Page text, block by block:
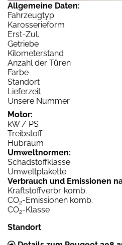
Allgemeine Daten:
Fahrzeugtyp
Karosserieform
Erst-Zul.
Getriebe
Kilometerstand
Anzahl der Türen
Farbe
Standort
Lieferzeit
Unsere Nummer
Motor:
kW / PS
Treibstoff
Hubraum
Umweltnormen:
Schadstoffklasse
Umweltplakette
Verbrauch und Emissionen
Kraftstoffverbr. komb.
CO2-Emissionen komb.
CO2-Klasse
Standort